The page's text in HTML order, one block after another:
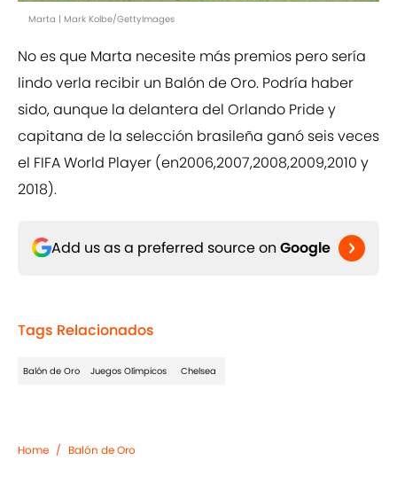
Marta | Mark Kolbe/GettyImages
No es que Marta necesite más premios pero sería
lindo verla recibir un Balón de Oro. Podría haber
sido, aunque la delantera del Orlando Pride y
capitana de la selección brasileña ganó seis veces
el FIFA World Player (en2006,2007,2008,2009,2010 y
2018).
Add us as a preferred source on Google
Tags Relacionados
Balón de Oro Juegos Olímpicos Chelsea
Home / Balón de Oro